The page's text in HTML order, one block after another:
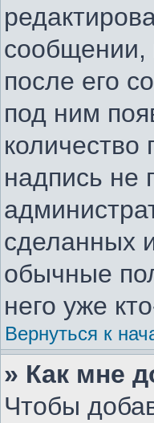
сообщении,
после его
под ним
количество
надпись не
сделанных
обычные
него уже
Вернуться к
» Как мне
Чтобы